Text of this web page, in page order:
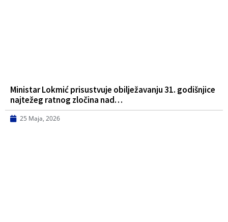
Ministar Lokmić prisustvuje obilježavanju 31. godišnjice
najtežeg ratnog zločina nad…
25 Maja, 2026